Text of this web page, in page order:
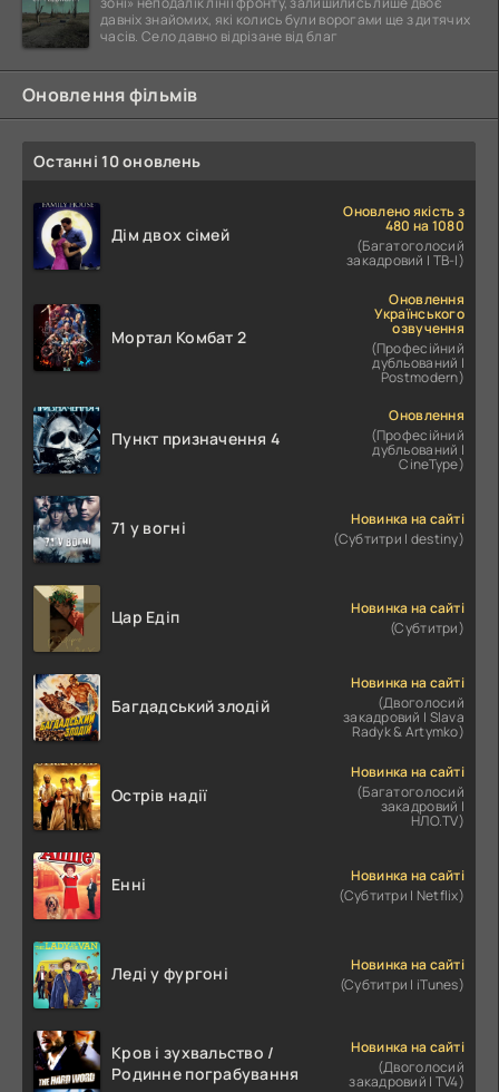
давніх знайомих, які колись були ворогами ще з дитячих
часів. Село давно відрізане від благ
Оновлення фільмів
Останні 10 оновлень
Дім двох сімей
Оновлено якість з
480 на 1080
(Багатоголосий
закадровий | ТВ-І)
Мортал Комбат 2
Оновлення
Українського
озвучення
(Професійний
дубльований |
Postmodern)
Пункт призначення 4
Оновлення
(Професійний
дубльований |
CineType)
71 у вогні
Новинка на сайті
(Субтитри | destiny)
Цар Едіп
Новинка на сайті
(Субтитри)
Багдадський злодій
Новинка на сайті
(Двоголосий
закадровий | Slava
Radyk & Artymko)
Острів надії
Новинка на сайті
(Багатоголосий
закадровий |
НЛО.TV)
Енні
Новинка на сайті
(Субтитри | Netflix)
Леді у фургоні
Новинка на сайті
(Субтитри | iTunes)
Кров і зухвальство /
Родинне пограбування
Новинка на сайті
(Двоголосий
закадровий | TV4)